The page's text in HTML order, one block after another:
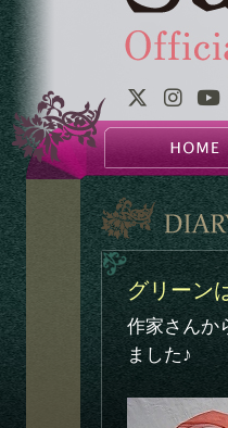
グリーン
作家さんか
ました♪